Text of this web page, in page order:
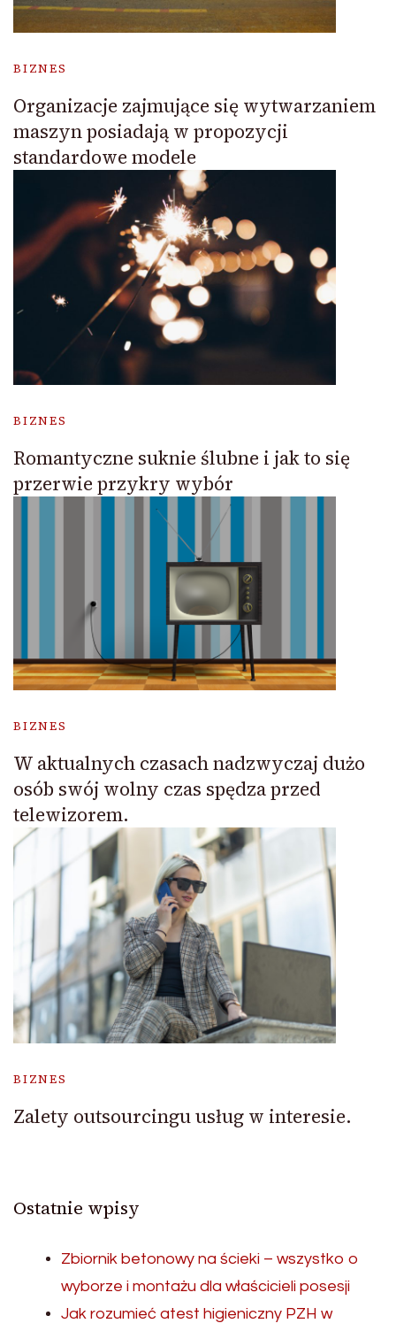
BIZNES
Organizacje zajmujące się wytwarzaniem
maszyn posiadają w propozycji
standardowe modele
BIZNES
Romantyczne suknie ślubne i jak to się
przerwie przykry wybór
BIZNES
W aktualnych czasach nadzwyczaj dużo
osób swój wolny czas spędza przed
telewizorem.
BIZNES
Zalety outsourcingu usług w interesie.
Ostatnie wpisy
Zbiornik betonowy na ścieki – wszystko o
wyborze i montażu dla właścicieli posesji
Jak rozumieć atest higieniczny PZH w